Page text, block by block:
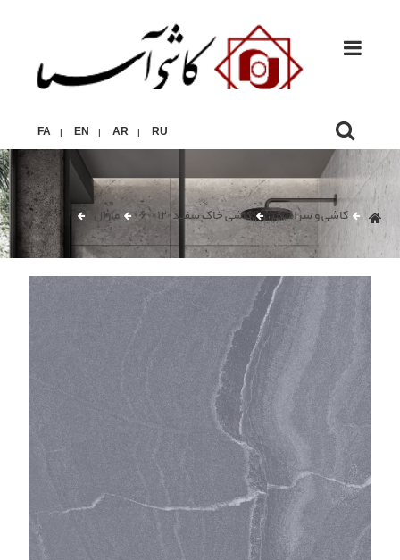
FA | EN | AR | RU
کاشی و سرامیک کاشی خاک سفید ۱۲۰×۶۰ مارال